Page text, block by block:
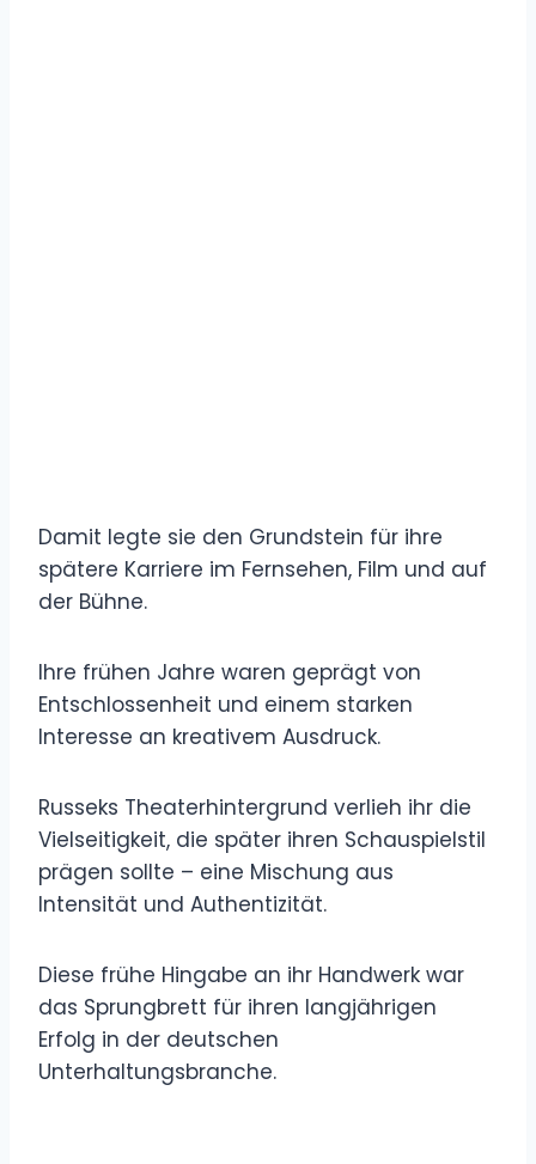
Damit legte sie den Grundstein für ihre
spätere Karriere im Fernsehen, Film und auf
der Bühne.
Ihre frühen Jahre waren geprägt von
Entschlossenheit und einem starken
Interesse an kreativem Ausdruck.
Russeks Theaterhintergrund verlieh ihr die
Vielseitigkeit, die später ihren Schauspielstil
prägen sollte – eine Mischung aus
Intensität und Authentizität.
Diese frühe Hingabe an ihr Handwerk war
das Sprungbrett für ihren langjährigen
Erfolg in der deutschen
Unterhaltungsbranche.